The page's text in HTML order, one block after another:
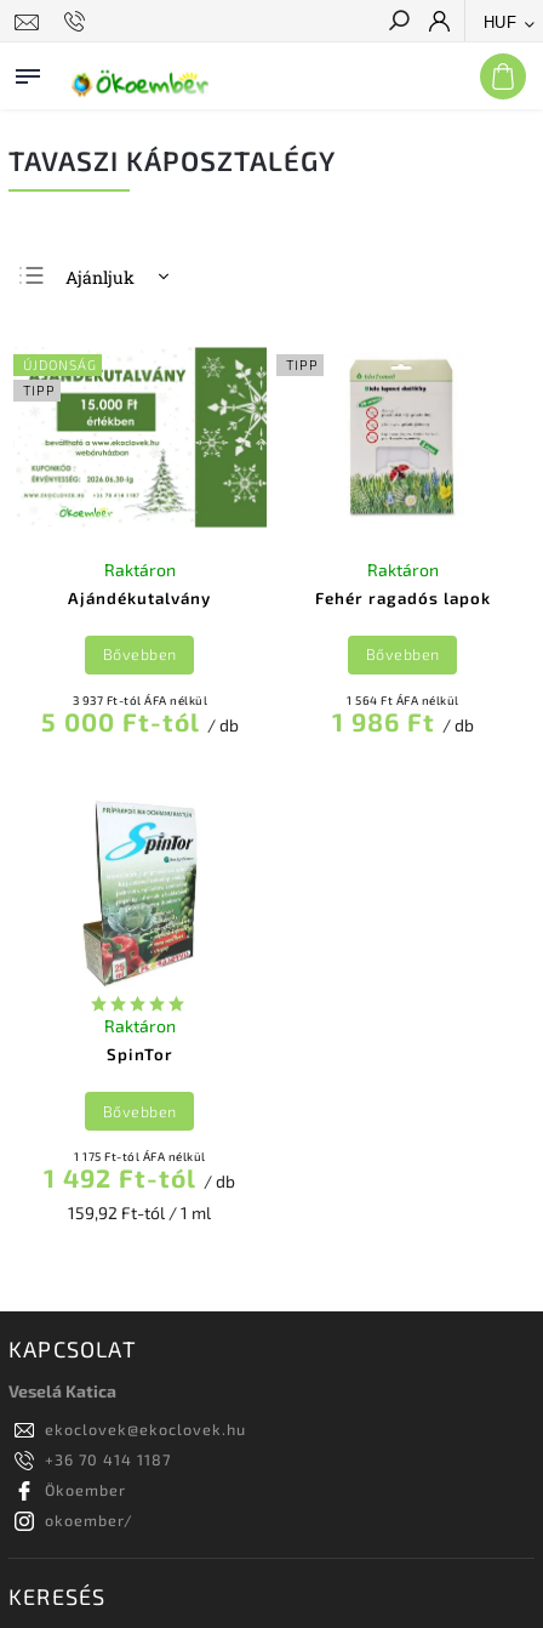
HUF
Keresés
TAVASZI KÁPOSZTALÉGY
Ajánljuk
Legdrágább
Legnépszerűbb
termékek
ABC szerint
ÚJDONSÁG
TIPP
Ajándékutalvány
Raktáron
3 937 Ft-tól ÁFA nélkül
5 000 Ft-tól / db
Bővebben
TIPP
Fehér ragadós lapok
Raktáron
1 564 Ft ÁFA nélkül
1 986 Ft / db
Bővebben
SpinTor
Raktáron
1 175 Ft-tól ÁFA nélkül
1 492 Ft-tól / db
159,92 Ft-tól / 1 ml
Bővebben
KAPCSOLAT
Veselá Katica
ekoclovek@ekoclovek.hu
+36 70 414 1187
Ökoember
okoember/
KERESÉS